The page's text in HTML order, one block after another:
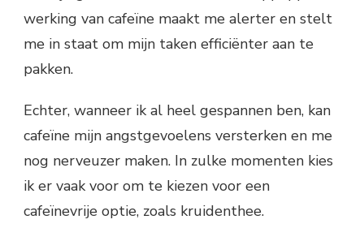
werking van cafeïne maakt me alerter en stelt
me in staat om mijn taken efficiënter aan te
pakken.
Echter, wanneer ik al heel gespannen ben, kan
cafeïne mijn angstgevoelens versterken en me
nog nerveuzer maken. In zulke momenten kies
ik er vaak voor om te kiezen voor een
cafeïnevrije optie, zoals kruidenthee.